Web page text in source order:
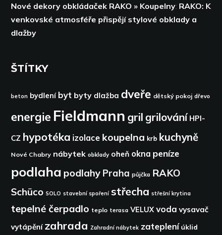
Nové dekory obkládaček RAKO » Koupelny: RAKO: K
venkovské atmosféře přispějí stylové obklady a
dlažby
ŠTÍTKY
beton bydlení byt byty dlažba dveře dětský pokoj dřevo
energie Fieldmann gril grilování HPI-
CZ hypotéka izolace koupelna krb kuchyně
Nové Chabry nábytek obklady oheň okna peníze
podlaha podlahy Praha půjčka RAKO
Schüco SOLO stavební spoření střecha střešní krytina
tepelné čerpadlo teplo terasa VELUX voda vysavač
vytápění zahrada Zahradní nábytek zateplení úklid